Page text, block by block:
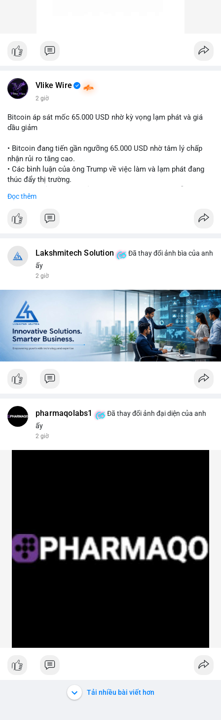
Vlike Wire
2 giờ
Bitcoin áp sát mốc 65.000 USD nhờ kỳ vọng lạm phát và giá
dầu giảm
• Bitcoin đang tiến gần ngưỡng 65.000 USD nhờ tâm lý chấp
nhận rủi ro tăng cao.
• Các bình luận của ông Trump về việc làm và lạm phát đang
thúc đẩy thị trường.
tăng của tài sản rủi ro.
phiếu kho bạc và chỉ số USD có giảm hay không.
$btc
📰 Nguồn: CoinDesk
Đọc thêm
Lakshmitech Solution
Đã thay đổi ảnh bìa của anh
ấy
2 giờ
pharmaqolabs1
Đã thay đổi ảnh đại diện của anh
ấy
2 giờ
Tải nhiều bài viết hơn